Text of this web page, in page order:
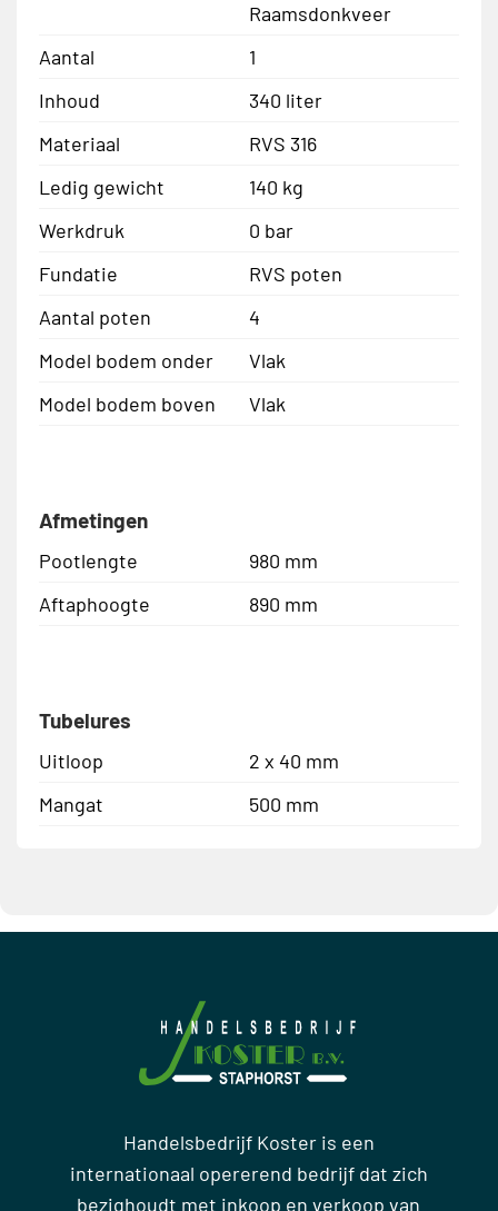
Raamsdonkveer
Aantal
1
Inhoud
340 liter
Materiaal
RVS 316
Ledig gewicht
140 kg
Werkdruk
0 bar
Fundatie
RVS poten
Aantal poten
4
Model bodem onder
Vlak
Model bodem boven
Vlak
Afmetingen
Pootlengte
980 mm
Aftaphoogte
890 mm
Tubelures
Uitloop
2 x 40 mm
Mangat
500 mm
Handelsbedrijf Koster is een
internationaal opererend bedrijf dat zich
bezighoudt met inkoop en verkoop van